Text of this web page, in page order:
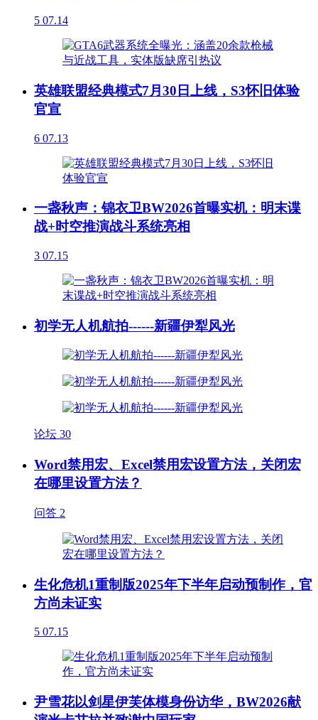
5 07.14
英雄联盟经典模式7月30日上线，S3怀旧体验
官宣
6 07.13
一盏秋声：锦衣卫BW2026首曝实机：明末谍
战+时空推演战斗系统亮相
3 07.15
初学无人机航拍------新疆伊犁风光
论坛 30
Word禁用宏、Excel禁用宏设置方法，关闭宏
在哪里设置方法？
问答 2
生化危机1重制版2025年下半年启动预制作，官
方尚未证实
5 07.15
尹雪花以剑星伊芙体模身份访华，BW2026献